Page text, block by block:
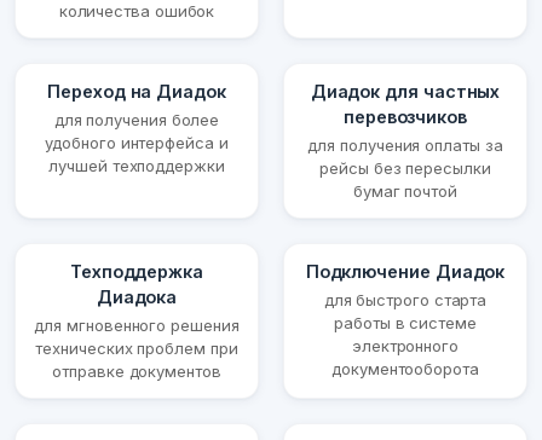
количества ошибок
Переход на Диадок
для получения более
удобного интерфейса и
лучшей техподдержки
Диадок для частных
перевозчиков
для получения оплаты за
рейсы без пересылки
бумаг почтой
Техподдержка
Диадока
для мгновенного решения
технических проблем при
отправке документов
Подключение Диадок
для быстрого старта
работы в системе
электронного
документооборота